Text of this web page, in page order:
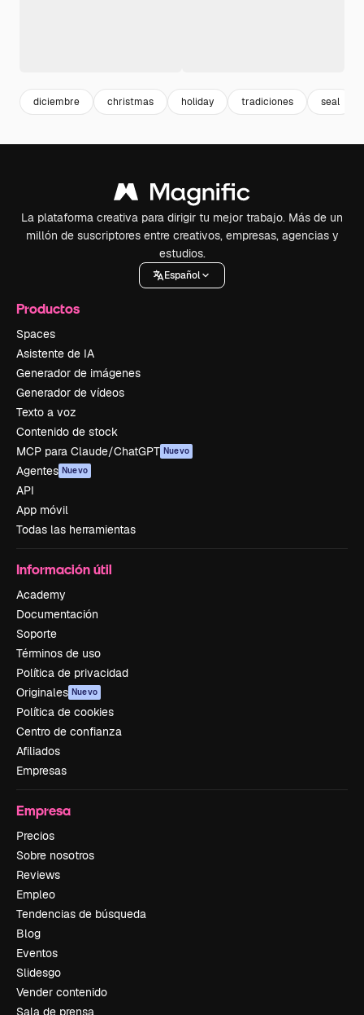
diciembre christmas holiday tradiciones seal
La plataforma creativa para dirigir tu mejor trabajo. Más de un
millón de suscriptores entre creativos, empresas, agencias y
estudios.
Español
Productos
Spaces
Asistente de IA
Generador de imágenes
Generador de vídeos
Texto a voz
Contenido de stock
MCP para Claude/ChatGPT Nuevo
Agentes Nuevo
API
App móvil
Todas las herramientas
Información útil
Academy
Documentación
Soporte
Términos de uso
Política de privacidad
Originales Nuevo
Política de cookies
Centro de confianza
Afiliados
Empresas
Empresa
Precios
Sobre nosotros
Reviews
Empleo
Tendencias de búsqueda
Blog
Eventos
Slidesgo
Vender contenido
Sala de prensa